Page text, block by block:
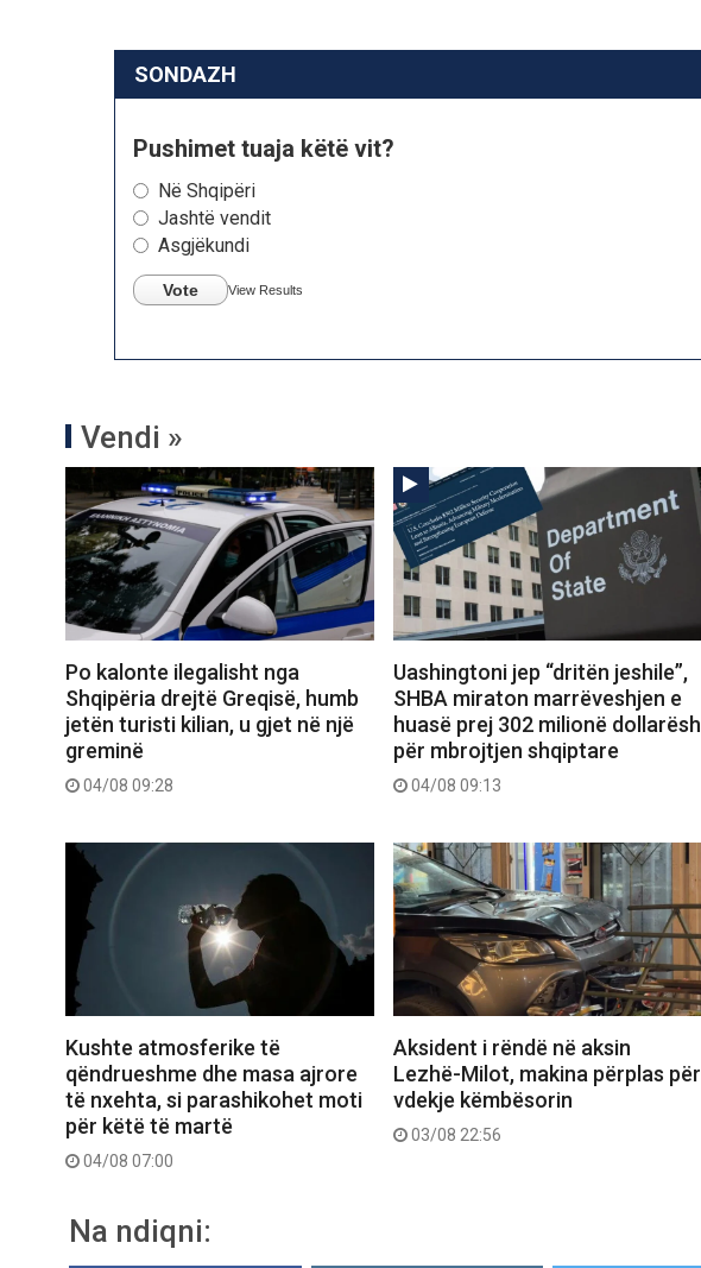
SONDAZH
Pushimet tuaja këtë vit?
Në Shqipëri
Jashtë vendit
Asgjëkundi
Vote View Results
Vendi »
Po kalonte ilegalisht nga
Shqipëria drejtë Greqisë, humb
jetën turisti kilian, u gjet në një
greminë
04/08 09:28
Uashingtoni jep “dritën jeshile”,
SHBA miraton marrëveshjen e
huasë prej 302 milionë dollarësh
për mbrojtjen shqiptare
04/08 09:13
Kushte atmosferike të
qëndrueshme dhe masa ajrore
të nxehta, si parashikohet moti
për këtë të martë
04/08 07:00
Aksident i rëndë në aksin
Lezhë-Milot, makina përplas për
vdekje këmbësorin
03/08 22:56
Na ndiqni: